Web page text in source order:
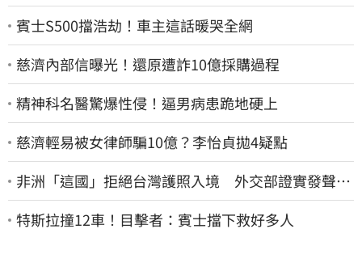
賓士S500擋浩劫！車主這話暖哭全網
慈濟內部信曝光！還原遭詐10億採購過程
精神科名醫驚爆性侵！逼男病患跪地硬上
慈濟輕易被女律師騙10億？李怡貞拋4疑點
非洲「這國」拒絕台灣護照入境 外交部證實發聲
了：持續交涉聯繫
特斯拉撞12車！目擊者：賓士擋下救好多人